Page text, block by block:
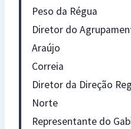
Peso da Régua
Diretor do
Araújo
Correia
Diretor da Direção
Norte
Representante do